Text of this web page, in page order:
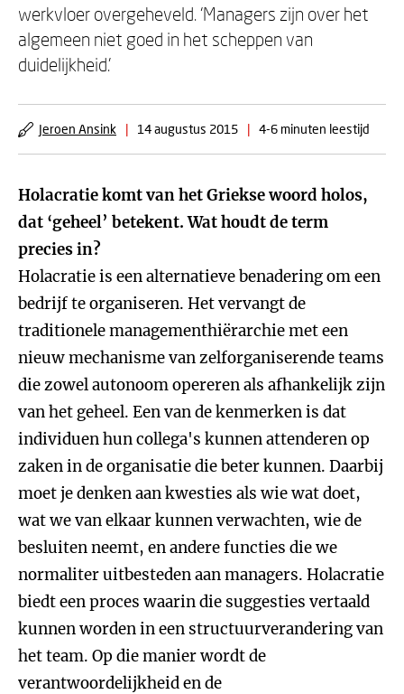
werkvloer overgeheveld. ‘Managers zijn over het
algemeen niet goed in het scheppen van
duidelijkheid.’
Jeroen Ansink | 14 augustus 2015 | 4-6 minuten leestijd
Holacratie komt van het Griekse woord holos,
dat ‘geheel’ betekent. Wat houdt de term
precies in?
Holacratie is een alternatieve benadering om een
bedrijf te organiseren. Het vervangt de
traditionele managementhiërarchie met een
nieuw mechanisme van zelforganiserende teams
die zowel autonoom opereren als afhankelijk zijn
van het geheel. Een van de kenmerken is dat
individuen hun collega's kunnen attenderen op
zaken in de organisatie die beter kunnen. Daarbij
moet je denken aan kwesties als wie wat doet,
wat we van elkaar kunnen verwachten, wie de
besluiten neemt, en andere functies die we
normaliter uitbesteden aan managers. Holacratie
biedt een proces waarin die suggesties vertaald
kunnen worden in een structuurverandering van
het team. Op die manier wordt de
verantwoordelijkheid en de